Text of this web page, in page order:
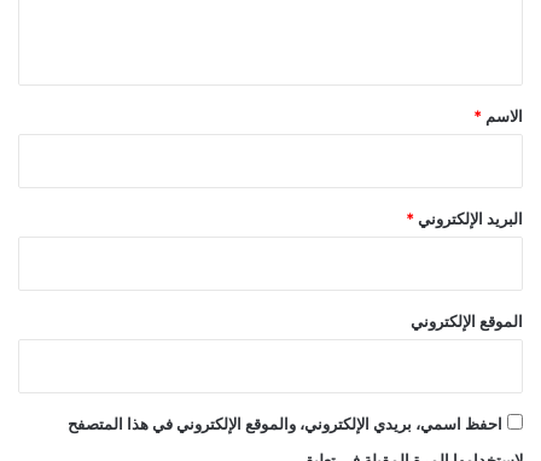
*
الاسم *
البريد الإلكتروني *
الموقع الإلكتروني
احفظ اسمي، بريدي الإلكتروني، والموقع الإلكتروني في هذا المتصفح